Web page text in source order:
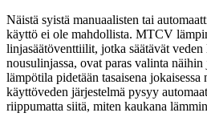
Näistä syistä manuaalisten tai
käyttö ei ole mahdollista. MTCV
linjasäätöventtiilit, jotka säätävät veden
nousulinjassa, ovat paras valinta
lämpötila pidetään tasaisena jokaisessa
käyttöveden järjestelmä pysyy
riippumatta siitä, miten kaukana